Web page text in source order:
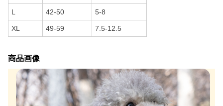
L 42-50 5-8
XL 49-59 7.5-12.5
商品画像